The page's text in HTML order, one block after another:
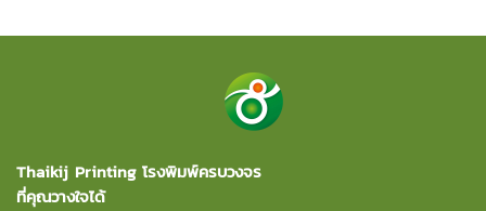
Thaikij Printing โรงพิมพ์ครบวงจร
ที่คุณวางใจได้